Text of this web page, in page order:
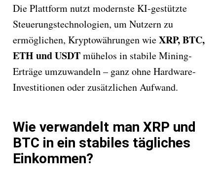
Die Plattform nutzt modernste KI-gestützte
Steuerungstechnologien, um Nutzern zu
ermöglichen, Kryptowährungen wieXRP, BTC,
ETH und USDTmühelos in stabile Mining-
Erträge umzuwandeln – ganz ohne Hardware-
Investitionen oder zusätzlichen Aufwand.
Wie verwandelt man XRP und
BTC in ein stabiles tägliches
Einkommen?